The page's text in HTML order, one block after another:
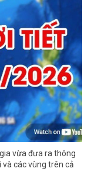
vừa đưa ra thông
các vùng trên cả